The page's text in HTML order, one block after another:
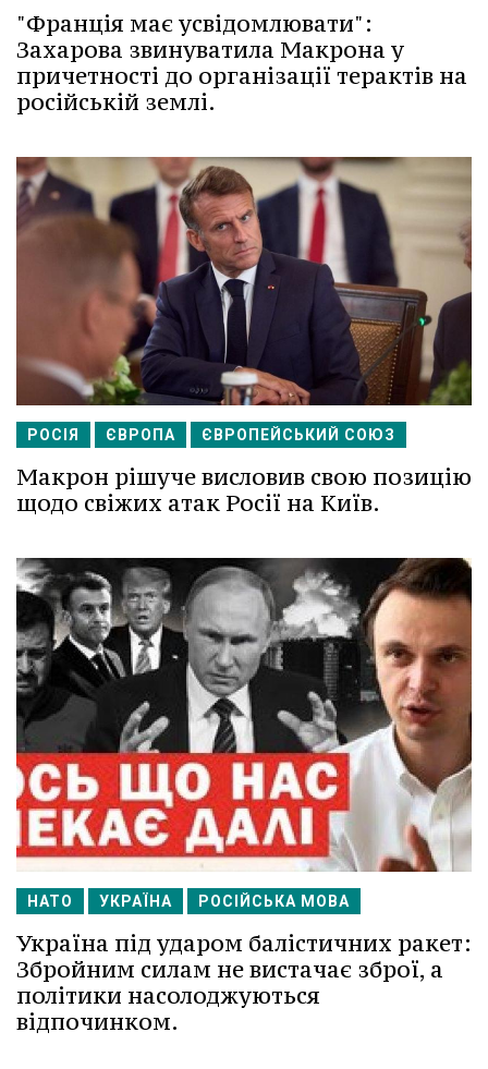
"Франція має усвідомлювати":
Захарова звинуватила Макрона у
причетності до організації терактів на
російській землі.
РОСІЯ ЄВРОПА ЄВРОПЕЙСЬКИЙ СОЮЗ
Макрон рішуче висловив свою позицію
щодо свіжих атак Росії на Київ.
НАТО УКРАЇНА РОСІЙСЬКА МОВА
Україна під ударом балістичних ракет:
Збройним силам не вистачає зброї, а
політики насолоджуються
відпочинком.